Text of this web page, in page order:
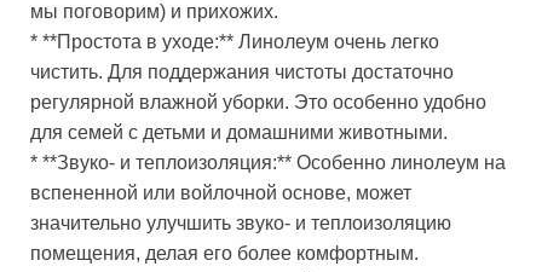
мы поговорим) и прихожих.
* **Простота в уходе:** Линолеум очень легко
чистить. Для поддержания чистоты достаточно
регулярной влажной уборки. Это особенно удобно
для семей с детьми и домашними животными.
* **Звуко- и теплоизоляция:** Особенно линолеум на
вспененной или войлочной основе, может
значительно улучшить звуко- и теплоизоляцию
помещения, делая его более комфортным.